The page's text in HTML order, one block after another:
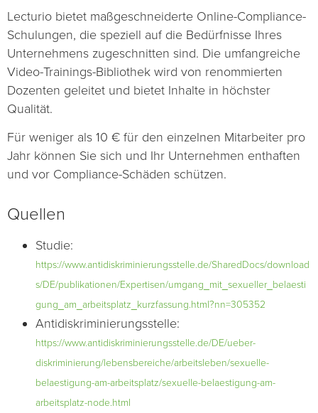
Lecturio bietet maßgeschneiderte Online-Compliance-
Schulungen, die speziell auf die Bedürfnisse Ihres
Unternehmens zugeschnitten sind. Die umfangreiche
Video-Trainings-Bibliothek wird von renommierten
Dozenten geleitet und bietet Inhalte in höchster
Qualität.
Für weniger als 10 € für den einzelnen Mitarbeiter pro
Jahr können Sie sich und Ihr Unternehmen enthaften
und vor Compliance-Schäden schützen.
Quellen
Studie:
https://www.antidiskriminierungsstelle.de/SharedDocs/download
s/DE/publikationen/Expertisen/umgang_mit_sexueller_belaesti
gung_am_arbeitsplatz_kurzfassung.html?nn=305352
Antidiskriminierungsstelle:
https://www.antidiskriminierungsstelle.de/DE/ueber-
diskriminierung/lebensbereiche/arbeitsleben/sexuelle-
belaestigung-am-arbeitsplatz/sexuelle-belaestigung-am-
arbeitsplatz-node.html